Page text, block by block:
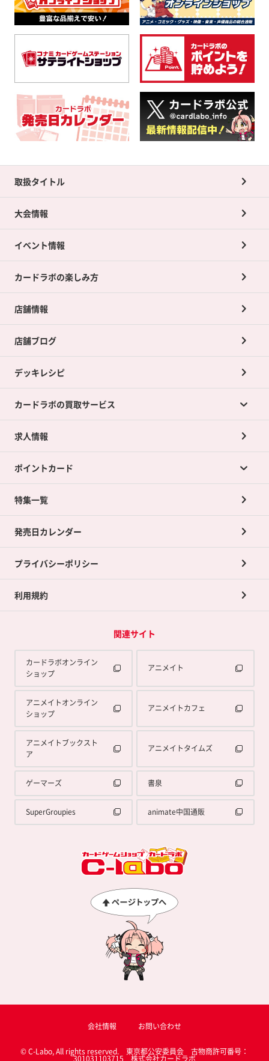
取扱タイトル
大会情報
イベント情報
カードラボの楽しみ方
店舗情報
店舗ブログ
デッキレシピ
カードラボの買取サービス
カードラボの買取サービスTOP
店舗買取について
ネット買取について
買取承諾書について
求人情報
ポイントカード
ポイントカードTOP
ポイント交換景品
特集一覧
発売日カレンダー
プライバシーポリシー
利用規約
関連サイト
カードラボオンライン
ショップ
アニメイト
アニメイトオンライン
ショップ
アニメイトカフェ
アニメイトブックスト
ア
アニメイトタイムズ
ゲーマーズ 書泉
SuperGroupies animate中国通販
会社情報 お問い合わせ
© C-Labo, All rights reserved. 東京都公安委員会 古物商許可番号：
301031103715 株式会社カードラボ